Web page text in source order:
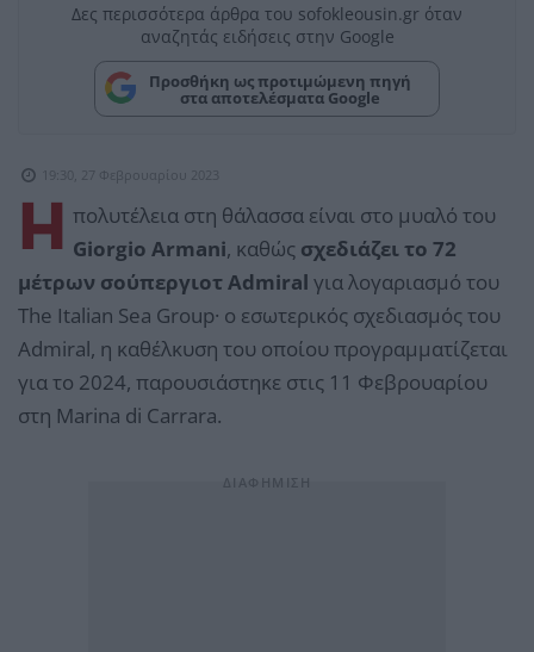
Δες περισσότερα άρθρα του sofokleousin.gr όταν
αναζητάς ειδήσεις στην Google
Προσθήκη ως προτιμώμενη πηγή
στα αποτελέσματα Google
19:30, 27 Φεβρουαρίου 2023
Η
πολυτέλεια στη θάλασσα είναι στο μυαλό του
Giorgio Armani, καθώς σχεδιάζει το 72
μέτρων σούπεργιοτ Admiral για λογαριασμό του
The Italian Sea Group· ο εσωτερικός σχεδιασμός του
Admiral, η καθέλκυση του οποίου προγραμματίζεται
για το 2024, παρουσιάστηκε στις 11 Φεβρουαρίου
στη Marina di Carrara.